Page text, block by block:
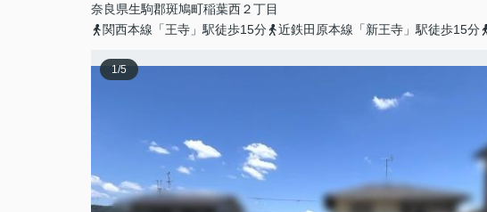
奈良県生駒郡斑鳩町稲葉西２丁目
関西本線「王寺」駅徒歩15分
近鉄田原本線「新王寺」駅徒歩15分
1/5